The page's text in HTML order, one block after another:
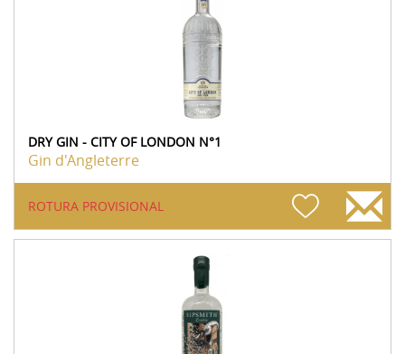
DRY GIN - CITY OF LONDON N°1
Gin d'Angleterre
ROTURA PROVISIONAL